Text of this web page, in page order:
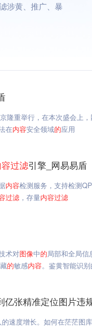
涉黄、推广、暴
隆重举行，在本次盛会上
在内容安全领域的应用
过滤引擎_网易易盾
内容检测服务，支持检测
过滤 ，存量内容过滤
术对图像中的局部和全局
的敏感内容。鉴黄智能识
亿张精准定位图片违
速度增长。如何在茫茫图